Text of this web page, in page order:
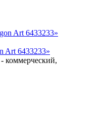
Art 6433233»
коммерческий,